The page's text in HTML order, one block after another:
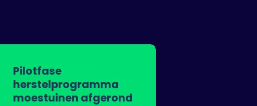
Pilotfase
herstelprogramma
moestuinen afgerond